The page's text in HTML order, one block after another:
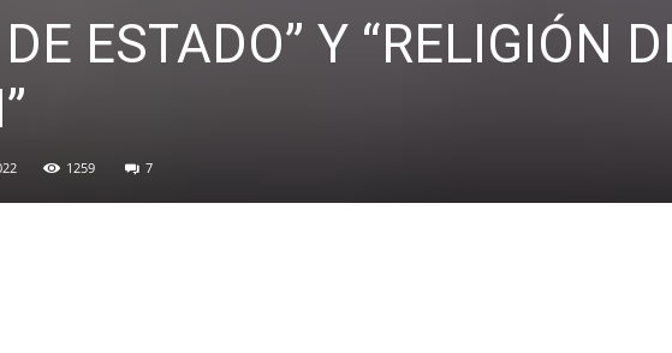
ESTADO” Y “RELIGIÓN
1259 7